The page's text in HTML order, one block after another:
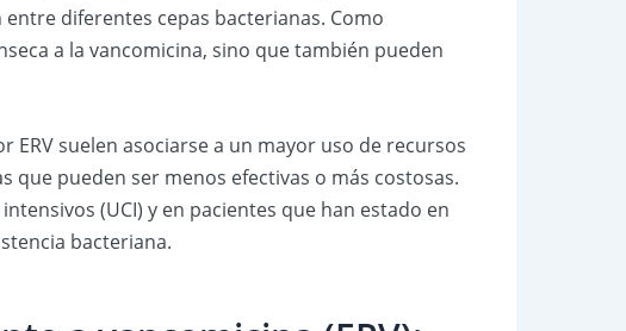
diferentes cepas bacterianas. Como
a la vancomicina, sino que también pueden
ERV suelen asociarse a un mayor uso de recursos
pueden ser menos efectivas o más costosas.
(UCI) y en pacientes que han estado en
bacteriana.